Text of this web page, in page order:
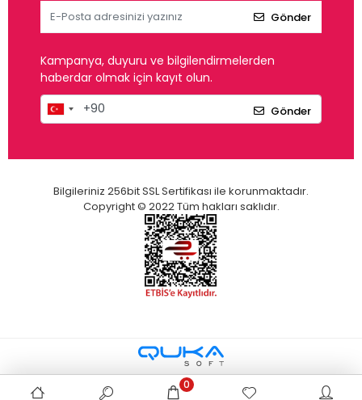
Gönder
Kampanya, duyuru ve bilgilendirmelerden
haberdar olmak için kayıt olun.
Gönder
Bilgileriniz 256bit SSL Sertifikası ile korunmaktadır.
Copyright © 2022 Tüm hakları saklıdır.
0